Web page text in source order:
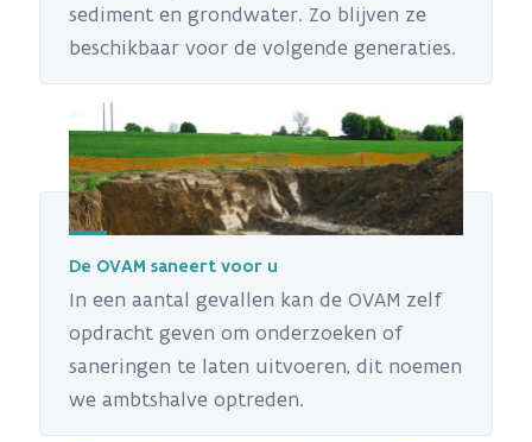
sediment en grondwater. Zo blijven ze
beschikbaar voor de volgende generaties.
De OVAM saneert voor u
In een aantal gevallen kan de OVAM zelf
opdracht geven om onderzoeken of
saneringen te laten uitvoeren, dit noemen
we ambtshalve optreden.